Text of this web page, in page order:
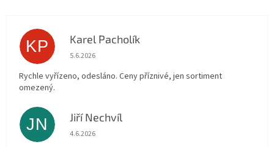
KP Karel Pacholík
Hodnocení obchodu je 4 z 5 hvězdiček.
5.6.2026
Rychle vyřízeno, odesláno. Ceny příznivé, jen sortiment
omezený.
JN Jiří Nechvíl
Hodnocení obchodu je 5 z 5 hvězdiček.
4.6.2026